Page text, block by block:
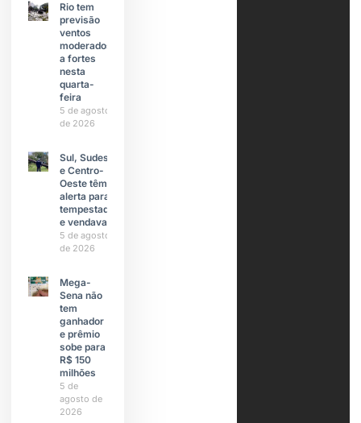
Rio tem
previsão
ventos
moderados
a fortes
nesta
quarta-
feira
5 de agosto
de 2026
Sul, Sudeste
e Centro-
Oeste têm
alerta para
tempestades
e vendavais
5 de agosto
de 2026
Mega-
Sena não
tem
ganhador
e prêmio
sobe para
R$ 150
milhões
5 de
agosto de
2026